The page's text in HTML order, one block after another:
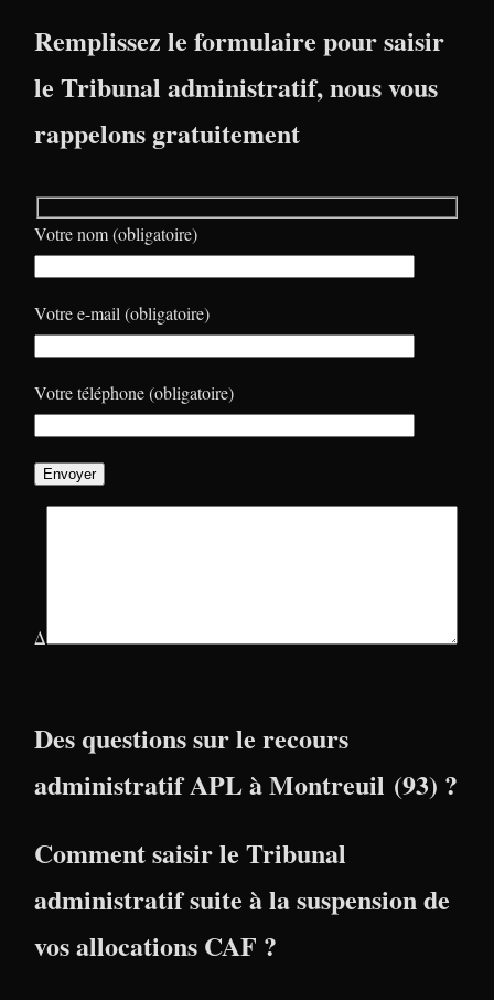
Remplissez le formulaire pour saisir
le Tribunal administratif, nous vous
rappelons gratuitement
Votre nom (obligatoire)
Votre e-mail (obligatoire)
Votre téléphone (obligatoire)
Δ
Des questions sur le recours
administratif APL à Montreuil (93) ?
Comment saisir le Tribunal
administratif suite à la suspension de
vos allocations CAF ?